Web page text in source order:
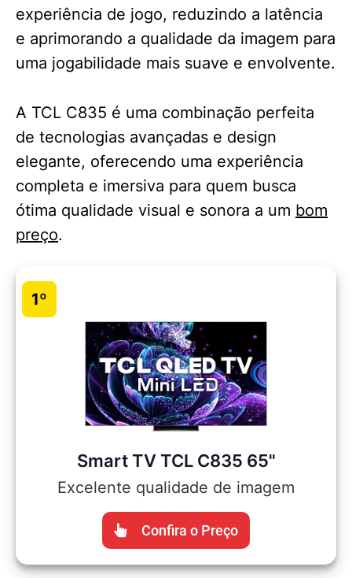
experiência de jogo, reduzindo a latência
e aprimorando a qualidade da imagem para
uma jogabilidade mais suave e envolvente.
A TCL C835 é uma combinação perfeita
de tecnologias avançadas e design
elegante, oferecendo uma experiência
completa e imersiva para quem busca
ótima qualidade visual e sonora a um bom
preço.
1º
Smart TV TCL C835 65"
Excelente qualidade de imagem
Confira o Preço